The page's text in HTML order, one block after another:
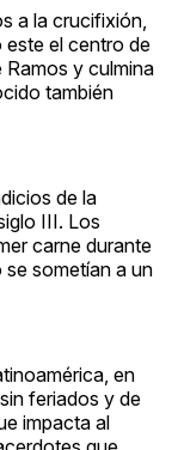
a la crucifixión,
este el centro de
y culmina
también
de la
III. Los
carne durante
sometían a un
en
feriados y de
impacta al